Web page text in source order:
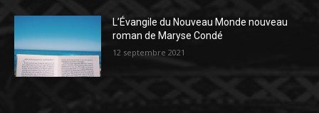
L’Évangile du Nouveau Monde nouveau
roman de Maryse Condé
12 septembre 2021